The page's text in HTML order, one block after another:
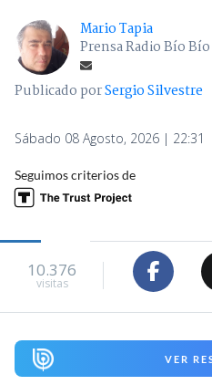
Mario Tapia
Prensa Radio Bío
Publicado porSergio Silvestre
Sábado 08 Agosto, 2026 | 22:31
Seguimos criterios de
10.376
visitas
VER